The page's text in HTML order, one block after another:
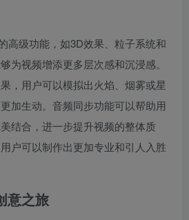
高级功能，如3D效果、粒子系统和
为视频增添更多层次感和沉浸感。
，用户可以模拟出火焰、烟雾或星
加生动。音频同步功能可以帮助用
结合，进一步提升视频的整体质
户可以制作出更加专业和引人入胜
意之旅